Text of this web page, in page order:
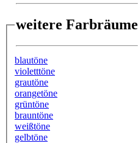
weitere Farbräume
blautöne
violetttöne
grautöne
orangetöne
grüntöne
brauntöne
weißtöne
gelbtöne